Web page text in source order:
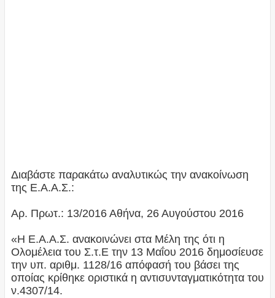
Διαβάστε παρακάτω αναλυτικώς την ανακοίνωση
της Ε.Α.Α.Σ.:
Αρ. Πρωτ.: 13/2016 Αθήνα, 26 Αυγούστου 2016
«Η Ε.Α.Α.Σ. ανακοινώνει στα Μέλη της ότι η
Ολομέλεια του Σ.τ.Ε την 13 Μαΐου 2016 δημοσίευσε
την υπ. αριθμ. 1128/16 απόφασή του βάσει της
οποίας κρίθηκε οριστικά η αντισυνταγματικότητα του
ν.4307/14.